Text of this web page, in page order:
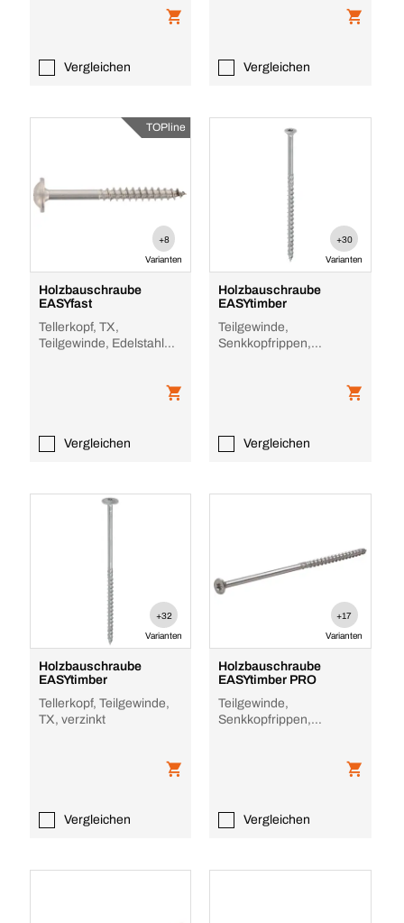
Vergleichen Vergleichen
TOPline
+8
Varianten
Holzbauschraube
EASYfast
Tellerkopf, TX,
Teilgewinde, Edelstahl
Vergleichen
+30
Varianten
Holzbauschraube
EASYtimber
Teilgewinde,
Senkkopfrippen,
Vergleichen
+32
Varianten
Holzbauschraube
EASYtimber
Tellerkopf, Teilgewinde,
TX, verzinkt
Vergleichen
+17
Varianten
Holzbauschraube
EASYtimber PRO
Teilgewinde,
Senkkopfrippen,
Vergleichen